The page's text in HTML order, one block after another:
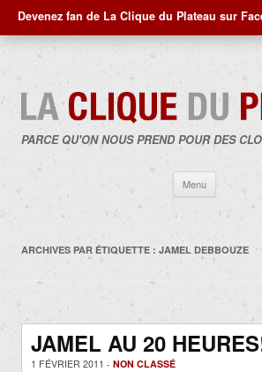
Devenez fan de La Clique du Plateau sur
PARCE QU'ON NOUS PREND POUR DES
Menu
contenu
ARCHIVES PAR ÉTIQUETTE : JAMEL DEBBOUZE
JAMEL AU 20
1 FÉVRIER 2011 - NON CLASSÉ